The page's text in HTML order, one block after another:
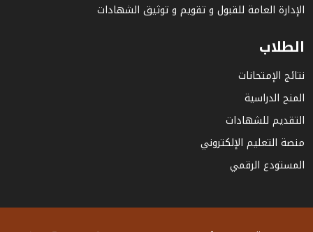
الإدارة العامة للقبول و تقويم و توثيق الشهادات
الطلاب
نتائج الإمتحانات
المنح الدراسية
التقديم للشهادات
منصة التعليم الإلكتروني
المستودع الرقمي